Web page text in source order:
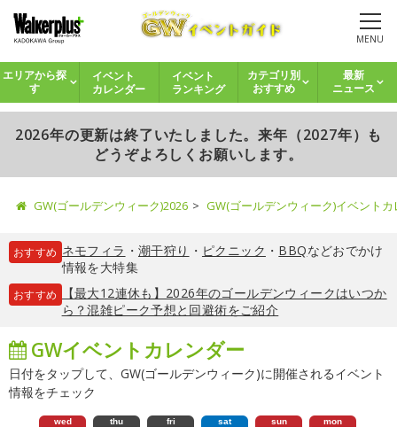
MENU
エリアから探
す
イベント
カレンダー
イベント
ランキング
カテゴリ別
おすすめ
最新
ニュース
2026年の更新は終了いたしました。来年（2027年）も
どうぞよろしくお願いします。
GW(ゴールデンウィーク)2026 GW(ゴールデンウィーク)イベント
おすすめ ネモフィラ ・ 潮干狩り ・ ピクニック ・ BBQなどおでかけ
情報を大特集
おすすめ
【最大12連休も】2026年のゴールデンウィークはいつか
ら？混雑ピーク予想と回避術をご紹介
GWイベントカレンダー
日付をタップして、GW(ゴールデンウィーク)に開催されるイベント
情報をチェック
wed thu fri sat sun mon